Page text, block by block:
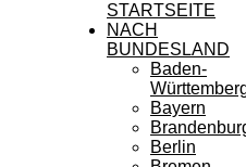
STARTSEITE
NACH
BUNDESLAND
Baden-
Bayern
Berlin